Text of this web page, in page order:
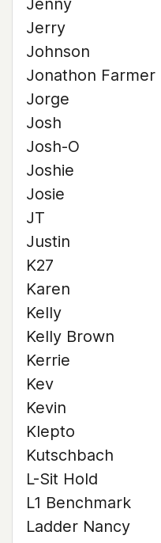
Jenny
Jerry
Johnson
Jonathon Farmer
Jorge
Josh
Josh-O
Joshie
Josie
JT
Justin
K27
Karen
Kelly
Kelly Brown
Kerrie
Kev
Kevin
Klepto
Kutschbach
L-Sit Hold
L1 Benchmark
Ladder Nancy